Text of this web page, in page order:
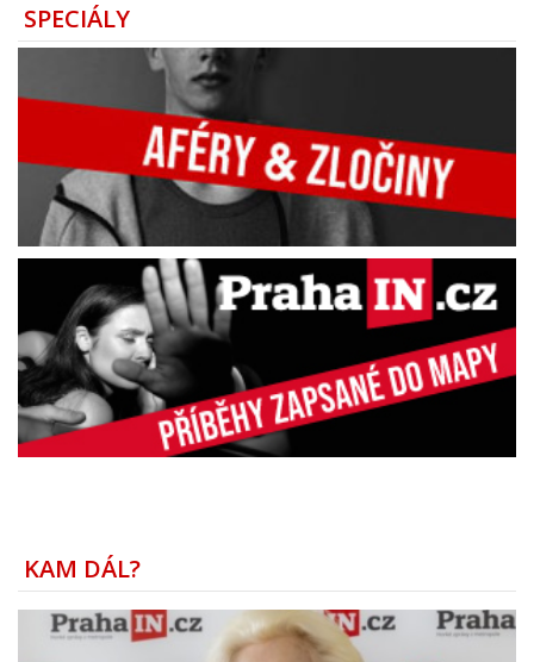
SPECIÁLY
KAM DÁL?